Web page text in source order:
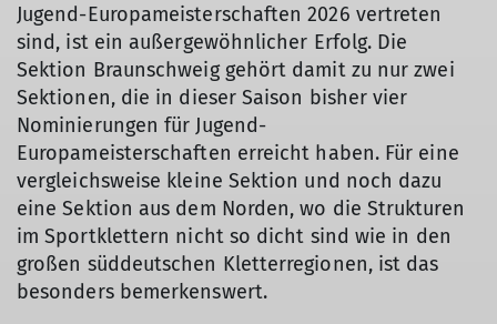
Jugend-Europameisterschaften 2026 vertreten
sind, ist ein außergewöhnlicher Erfolg. Die
Sektion Braunschweig gehört damit zu nur zwei
Sektionen, die in dieser Saison bisher vier
Nominierungen für Jugend-
Europameisterschaften erreicht haben. Für eine
vergleichsweise kleine Sektion und noch dazu
eine Sektion aus dem Norden, wo die Strukturen
im Sportklettern nicht so dicht sind wie in den
großen süddeutschen Kletterregionen, ist das
besonders bemerkenswert.
© DAV/Xaver Qunitus